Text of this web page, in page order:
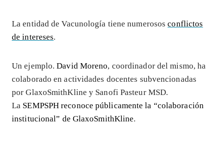
La entidad de Vacunología tiene numerososconflictos
de intereses.
Un ejemplo.David Moreno, coordinador del mismo, ha
colaborado en actividades docentes subvencionadas
por GlaxoSmithKline y Sanofi Pasteur MSD.
La SEMPSPH reconoce públicamente la “colaboración
institucional” de GlaxoSmithKline.